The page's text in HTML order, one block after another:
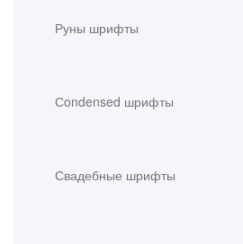
Руны шрифты
Сondensed шрифты
Свадебные шрифты